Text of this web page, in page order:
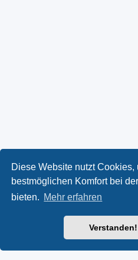
Diese Website nutzt Cookies,
bestmöglichen Komfort bei
bieten. Mehr erfahren
Verstanden!